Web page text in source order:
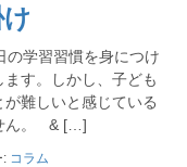
学習習慣を身につけ
す。しかし、子ども
難しいと感じている
ん。 & […]
: コラム